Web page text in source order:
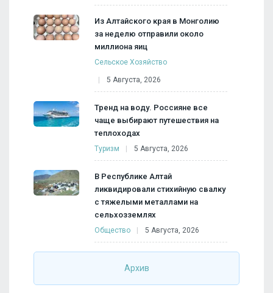
Из Алтайского края в Монголию
за неделю отправили около
миллиона яиц
Сельское Хозяйство
5 Августа, 2026
Тренд на воду. Россияне все
чаще выбирают путешествия на
теплоходах
Туризм 5 Августа, 2026
В Республике Алтай
ликвидировали стихийную свалку
с тяжелыми металлами на
сельхозземлях
Общество 5 Августа, 2026
Архив